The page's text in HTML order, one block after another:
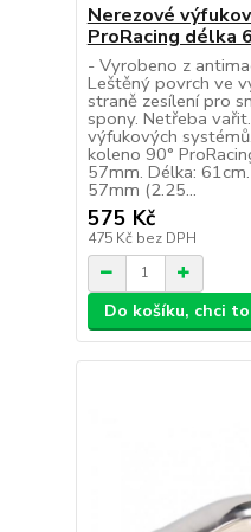
Nerezové
ProRacing délka
- Vyrobeno z
Leštěný povrch ve
straně zesílení pro
spony. Netřeba
výfukových
koleno 90°
57mm. Délka:
57mm (2.25...
575 Kč
475 Kč bez DPH
Do košíku, chci